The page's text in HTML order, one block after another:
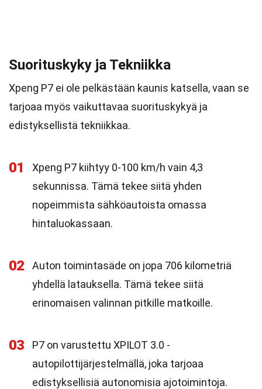
Suorituskyky ja Tekniikka
Xpeng P7 ei ole pelkästään kaunis katsella, vaan se
tarjoaa myös vaikuttavaa suorituskykyä ja
edistyksellistä tekniikkaa.
01
Xpeng P7 kiihtyy 0-100 km/h vain 4,3
sekunnissa. Tämä tekee siitä yhden
nopeimmista sähköautoista omassa
hintaluokassaan.
02
Auton toimintasäde on jopa 706 kilometriä
yhdellä latauksella. Tämä tekee siitä
erinomaisen valinnan pitkille matkoille.
03
P7 on varustettu XPILOT 3.0 -
autopilottijärjestelmällä, joka tarjoaa
edistyksellisiä autonomisia ajotoimintoja.